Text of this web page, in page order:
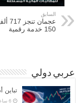
السابق
150 خدمة رقمية
عربي دولي
تباين